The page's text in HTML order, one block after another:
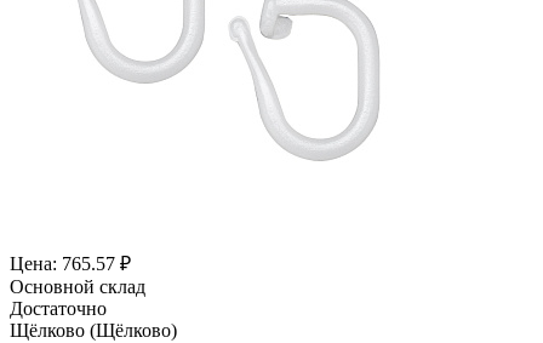
Цена: 765.57 ₽
Основной склад
Достаточно
Щёлково (Щёлково)